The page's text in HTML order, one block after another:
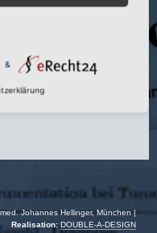
Johannes Hellinger, München |
Realisation: DOUBLE-A-DESIGN
&